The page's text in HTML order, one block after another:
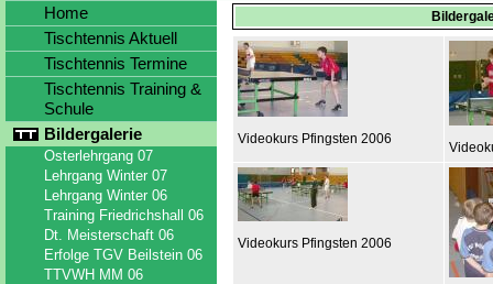
Videokurs Pfingsten 2006
Videokurs Pfingsten 2006
Home
Tischtennis Aktuell
Tischtennis Termine
Tischtennis Training &
Schule
Bildergalerie
Osterlehrgang 07
Lehrgang Winter 07
Lehrgang Winter 06
Training Friedrichshall 06
Dt. Meisterschaft 06
Erfolge TGV Beilstein 06
TTVWH MM 06